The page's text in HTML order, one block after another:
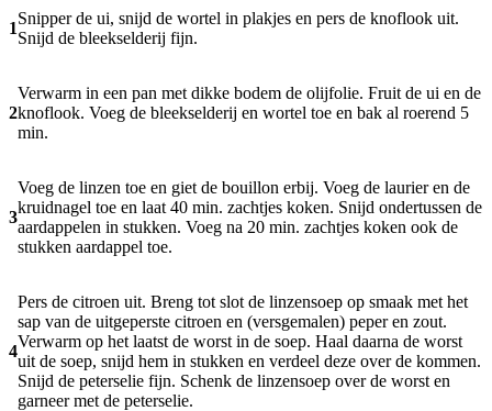
1
Snipper de ui, snijd de wortel in plakjes en pers de knoflook uit.
Snijd de bleekselderij fijn.
2
Verwarm in een pan met dikke bodem de olijfolie. Fruit de ui en de
knoflook. Voeg de bleekselderij en wortel toe en bak al roerend 5
min.
3
Voeg de linzen toe en giet de bouillon erbij. Voeg de laurier en de
kruidnagel toe en laat 40 min. zachtjes koken. Snijd ondertussen de
aardappelen in stukken. Voeg na 20 min. zachtjes koken ook de
stukken aardappel toe.
4
Pers de citroen uit. Breng tot slot de linzensoep op smaak met het
sap van de uitgeperste citroen en (versgemalen) peper en zout.
Verwarm op het laatst de worst in de soep. Haal daarna de worst
uit de soep, snijd hem in stukken en verdeel deze over de kommen.
Snijd de peterselie fijn. Schenk de linzensoep over de worst en
garneer met de peterselie.